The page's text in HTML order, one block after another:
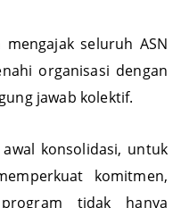
seluruh ASN
organisasi dengan
konsolidasi, untuk
komitmen,